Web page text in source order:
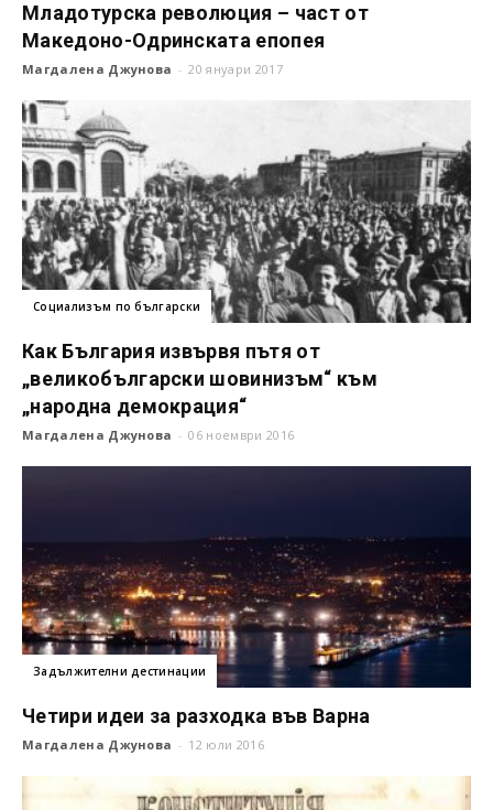
Младотурска революция – част от
Македоно-Одринската епопея
Магдалена Джунова - 20 януари 2017
Социализъм по български
Как България извървя пътя от
„великобългарски шовинизъм“ към
„народна демокрация“
Магдалена Джунова - 06 ноември 2016
Задължителни дестинации
Четири идеи за разходка във Варна
Магдалена Джунова - 12 юли 2016